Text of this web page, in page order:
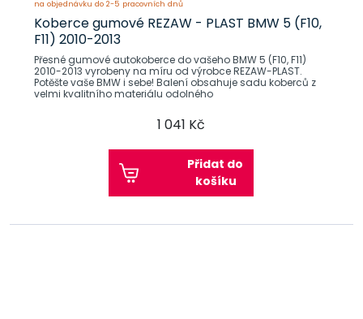
na objednávku do 2-5 pracovních dnů
Koberce gumové REZAW - PLAST BMW 5 (F10,
F11) 2010-2013
Přesné gumové autokoberce do vašeho BMW 5 (F10, F11)
2010-2013 vyrobeny na míru od výrobce REZAW-PLAST.
Potěšte vaše BMW i sebe! Balení obsahuje sadu koberců z
velmi kvalitního materiálu odolného
1 041 Kč
Přidat do
košíku